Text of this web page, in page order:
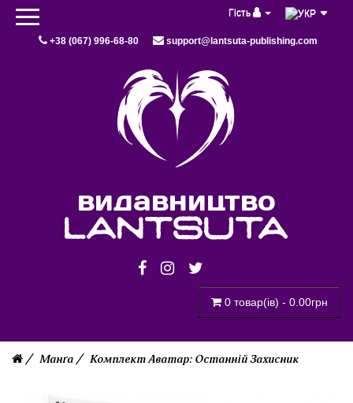
Гість
+38 (067) 996-68-80 support@lantsuta-publishing.com
видавництво
lantsuta
0 товар(ів) - 0.00грн
Манґа Комплект Аватар: Останній Захисник